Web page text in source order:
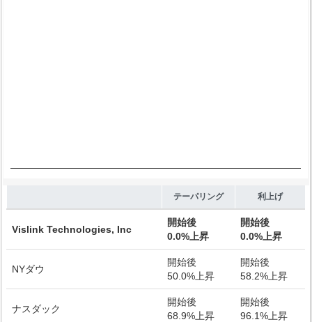
テーパリング 利上げ
Vislink Technologies, Inc
開始後
0.0%上昇
開始後
0.0%上昇
NYダウ
開始後
50.0%上昇
開始後
58.2%上昇
ナスダック
開始後
68.9%上昇
開始後
96.1%上昇